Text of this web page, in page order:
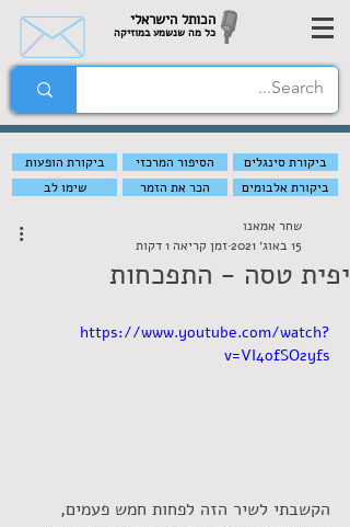
הכותל הישראלי
כל מה שנשמע במוזיקה
ביקורת הופעות הסיפור המרכזי
ביקורת סינגלים
שימו לב
הכר את הזמר ביקורת אלבומים
יפית טסה - התפכחות
שחר אמאנו
15 באוג׳ 2021
זמן קריאה 1 דקות
https://www.youtube.com/watch?
v=VI4ofSO2yfs
הקשבתי לשיר הזה לפחות חמש פעמים,